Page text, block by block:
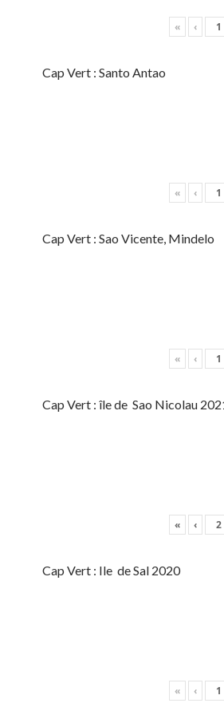
« ‹
Cap Vert : Santo Antao
« ‹
Cap Vert : Sao Vicente, Mindelo
« ‹
Cap Vert : île de Sao Nicolau
« ‹
Cap Vert : Ile de Sal 2020
« ‹